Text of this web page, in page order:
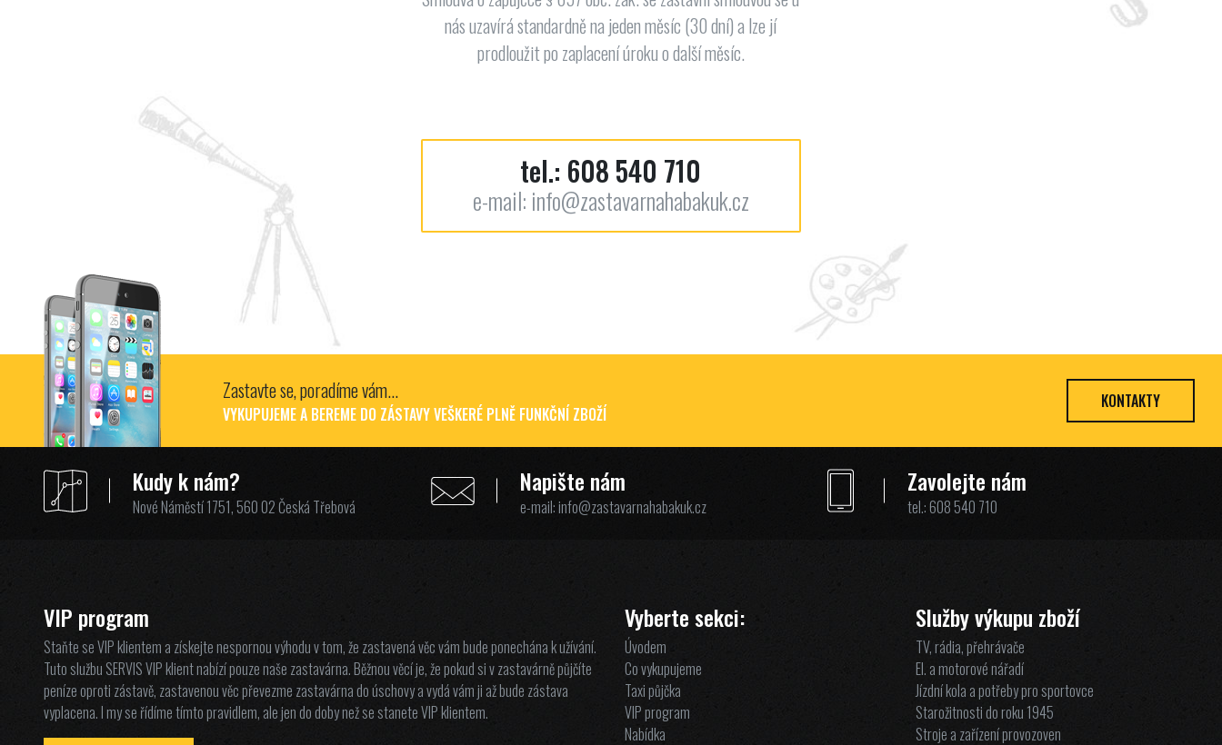
nás uzavírá standardně na jeden měsíc (30 dní) a lze jí
prodloužit po zaplacení úroku o další měsíc.
tel.: 608 540 710
e-mail: info@zastavarnahabakuk.cz
Zastavte se, poradíme vám...
VYKUPUJEME A BEREME DO ZÁSTAVY VEŠKERÉ PLNĚ FUNKČNÍ ZBOŽÍ
KONTAKTY
Kudy k nám?
Nové Náměstí 1751, 560 02 Česká Třebová
Napište nám
e-mail:info@zastavarnahabakuk.cz
Zavolejte nám
tel.:608 540 710
VIP program
Staňte se VIP klientem a získejte nespornou výhodu v tom, že zastavená věc vám bude ponechána k užívání.
Tuto službu SERVIS VIP klient nabízí pouze naše zastavárna. Běžnou věcí je, že pokud si v zastavárně půjčíte
peníze oproti zástavě, zastavenou věc převezme zastavárna do úschovy a vydá vám ji až bude zástava
vyplacena. I my se řídíme tímto pravidlem, ale jen do doby než se stanete VIP klientem.
Vyberte sekci:
Úvodem
Co vykupujeme
Taxi půjčka
VIP program
Nabídka
Služby výkupu zboží
TV, rádia, přehrávače
El. a motorové nářadí
Jízdní kola a potřeby pro sportovce
Starožitnosti do roku 1945
Stroje a zařízení provozoven